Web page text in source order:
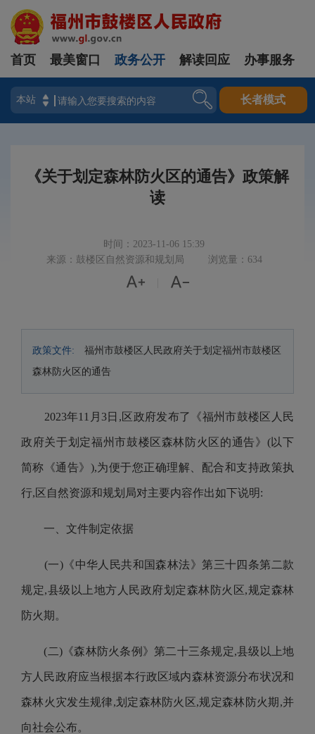
登录
首页 最美窗口 政务公开 解读回应 办事服务
长者模式
《关于划定森林防火区的通告》政策解
读
时间：2023-11-06 15:39
来源：鼓楼区自然资源和规划局
浏览量：634
 
政策文件:
福州市鼓楼区人民政府关于划定福州市鼓楼区
森林防火区的通告
2023年11 月 3日,区政府发布了《福州市鼓楼区人民
政府关于划定福州市鼓楼区森林防火区的通告》(以下
简称《通告》),为便于您正确理解、配合和支持政策执
行,区自然资源和规划 局对主要内容作出如下说明:
一、文件制定依据
(一)《中华人民共和国森林法》第三十四条第二款
规定,县级以上地方人民政府划定森林防火区,规定森林
防火期。
(二)《森林防火条例》第二十三条规定,县级以上地
方人民政府应当根据本行政区域内森林资源分布状况和
森林火灾发生规律,划定森林防火区,规定森林防火期,并
向社会公布。